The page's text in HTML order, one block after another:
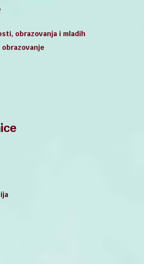
obrazovanja i mladih